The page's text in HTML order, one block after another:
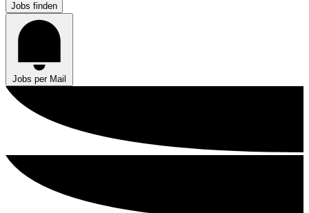
Jobs finden
Jobs per Mail